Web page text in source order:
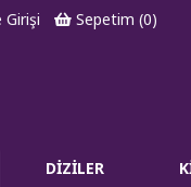
Girişi Sepetim (0)
DİZİLER